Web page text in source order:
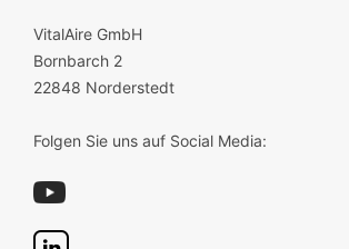
VitalAire GmbH
Bornbarch 2
22848 Norderstedt
Folgen Sie uns auf Social Media: